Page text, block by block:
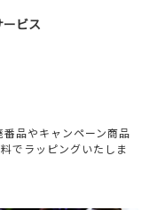
ビス
品やキャンペーン商品
でラッピングいたしま